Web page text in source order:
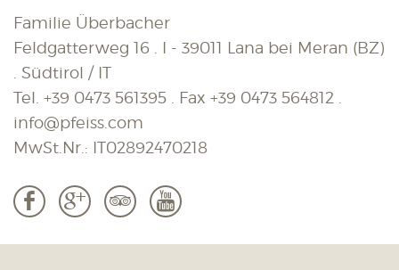
Familie Überbacher
Feldgatterweg 16 . I - 39011 Lana bei Meran (BZ)
. Südtirol / IT
Tel. +39 0473 561395 . Fax +39 0473 564812
info@pfeiss.com
MwSt.Nr.: IT02892470218
b c 3 r